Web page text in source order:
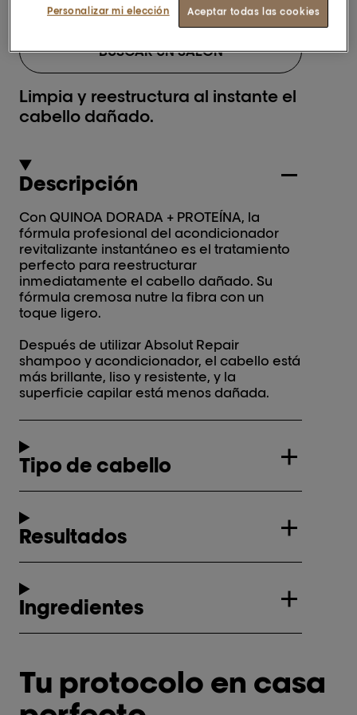
Limpia y reestructura al instante el
cabello dañado.
BUSCAR UN SALÓN
Descripción
Con QUINOA DORADA + PROTEÍNA, la
fórmula profesional del acondicionador
revitalizante instantáneo es el tratamiento
perfecto para reestructurar
inmediatamente el cabello dañado. Su
fórmula cremosa nutre la fibra con un
toque ligero.
Después de utilizar Absolut Repair
shampoo y acondicionador, el cabello está
más brillante, liso y resistente, y la
superficie capilar está menos dañada.
Tipo de cabello
Resultados
Ingredientes
Tu protocolo en casa
Aceptar todas las cookies
Personalizar mi elección